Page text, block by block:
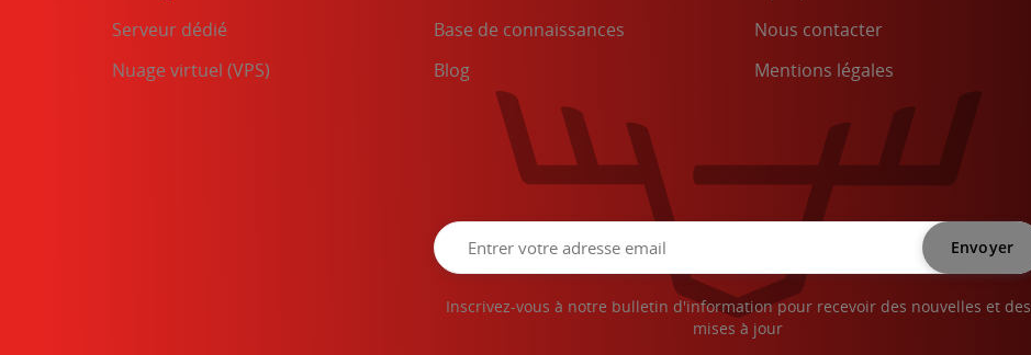
Serveur dédié
Nuage virtuel (VPS)
Base de connaissances
Blog
Nous contacter
Mentions légales
Inscrivez-vous à notre bulletin d'information pour recevoir des nouvelles et des
mises à jour